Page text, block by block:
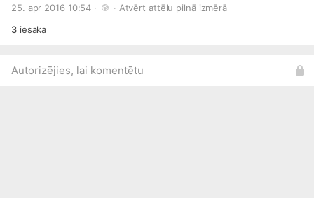
25. apr 2016 10:54 · · Atvērt attēlu pilnā izmērā
3iesaka
Autorizējies, lai komentētu